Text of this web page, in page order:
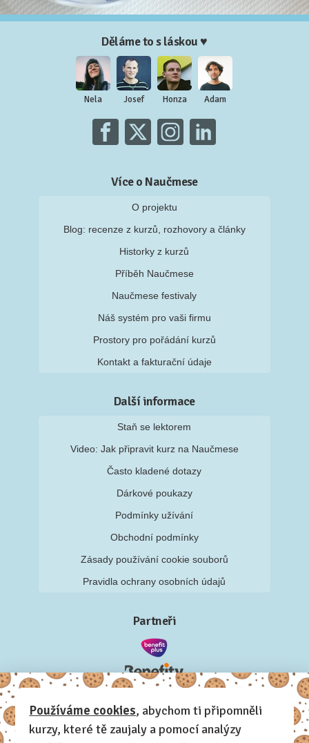
Děláme to s láskou ♥
Nela Josef Honza Adam
Více o Naučmese
O projektu
Blog: recenze z kurzů, rozhovory a články
Historky z kurzů
Příběh Naučmese
Naučmese festivaly
Náš systém pro vaši firmu
Prostory pro pořádání kurzů
Kontakt a fakturační údaje
Další informace
Staň se lektorem
Video: Jak připravit kurz na Naučmese
Často kladené dotazy
Dárkové poukazy
Podmínky užívání
Obchodní podmínky
Zásady používání cookie souborů
Pravidla ochrany osobních údajů
Partneři
Používáme cookies, abychom ti připomněli
kurzy, které tě zaujaly a pomocí analýzy